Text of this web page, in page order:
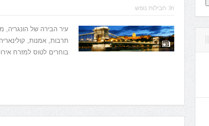
In: חבילות נופש
עיר הבירה של הונגריה,
תרבות, אמנות,
בוחרים לטוס למזרח